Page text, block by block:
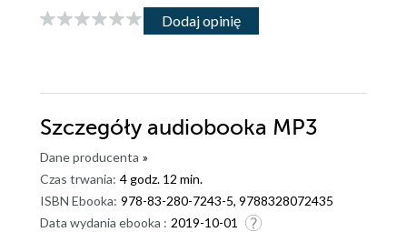
Dodaj opinię
Szczegóły audiobooka MP3
Dane producenta »
Czas trwania: 4 godz. 12 min.
ISBN Ebooka: 978-83-280-7243-5, 9788328072435
Data wydania ebooka : 2019-10-01